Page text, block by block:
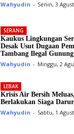
Wahyudin - Senin, 3
SERANG
Kaukus Lingkungan
Desak Usut Dugaan
Tambang Ilegal
Wahyudin - Minggu, 2
LEBAK
Krisis Air Bersih
Berlakukan Siaga
Wahyudin - Sabtu, 1